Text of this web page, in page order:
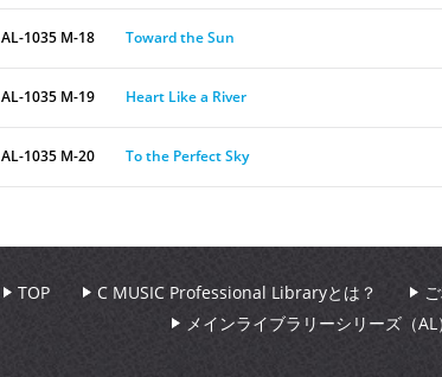
AL-1035 M-18 Toward the Sun
AL-1035 M-19 Heart Like a River
AL-1035 M-20 To the Perfect Sky
TOP C MUSIC Professional Libraryとは？
メインライブラリーシリーズ（AL）